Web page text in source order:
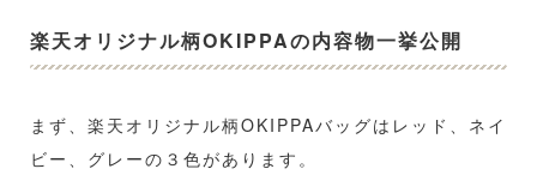
楽天オリジナル柄OKIPPAの内容物一挙公開
まず、楽天オリジナル柄OKIPPAバッグはレッド、ネイ
ビー、グレーの３色があります。